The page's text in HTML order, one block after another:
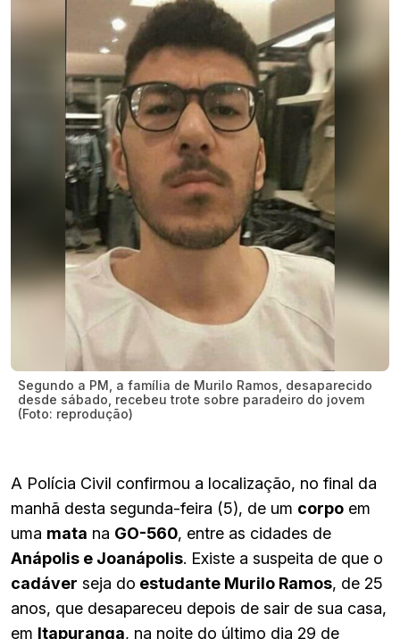
Segundo a PM, a família de Murilo Ramos, desaparecido
desde sábado, recebeu trote sobre paradeiro do jovem
(Foto: reprodução)
A Polícia Civil confirmou a localização, no final da
manhã desta segunda-feira (5), de um corpo em
uma mata na GO-560, entre as cidades de
Anápolis e Joanápolis. Existe a suspeita de que o
cadáver seja do estudante Murilo Ramos, de 25
anos, que desapareceu depois de sair de sua casa,
em Itapuranga, na noite do último dia 29 de